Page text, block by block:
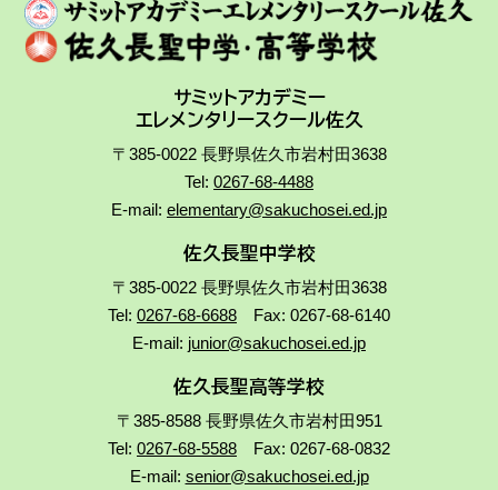
サミットアカデミー
エレメンタリースクール佐久
〒385-0022 長野県佐久市岩村田3638
Tel: 0267-68-4488
E-mail: elementary@sakuchosei.ed.jp
佐久長聖中学校
〒385-0022 長野県佐久市岩村田3638
Tel: 0267-68-6688 Fax: 0267-68-6140
E-mail: junior@sakuchosei.ed.jp
佐久長聖高等学校
〒385-8588 長野県佐久市岩村田951
Tel: 0267-68-5588 Fax: 0267-68-0832
E-mail: senior@sakuchosei.ed.jp